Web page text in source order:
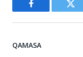
Facebook
QAMASA